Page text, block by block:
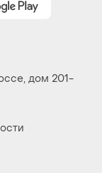
дом 201-